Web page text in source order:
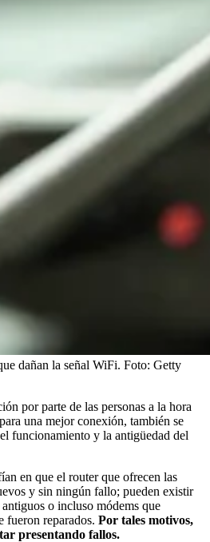
dañan la señal WiFi. Foto: Getty
por parte de las personas a la hora
una mejor conexión, también se
funcionamiento y la antigüedad del
en que el router que ofrecen las
y sin ningún fallo; pueden existir
o incluso módems que
fueron reparados. Por tales motivos,
presentando fallos.